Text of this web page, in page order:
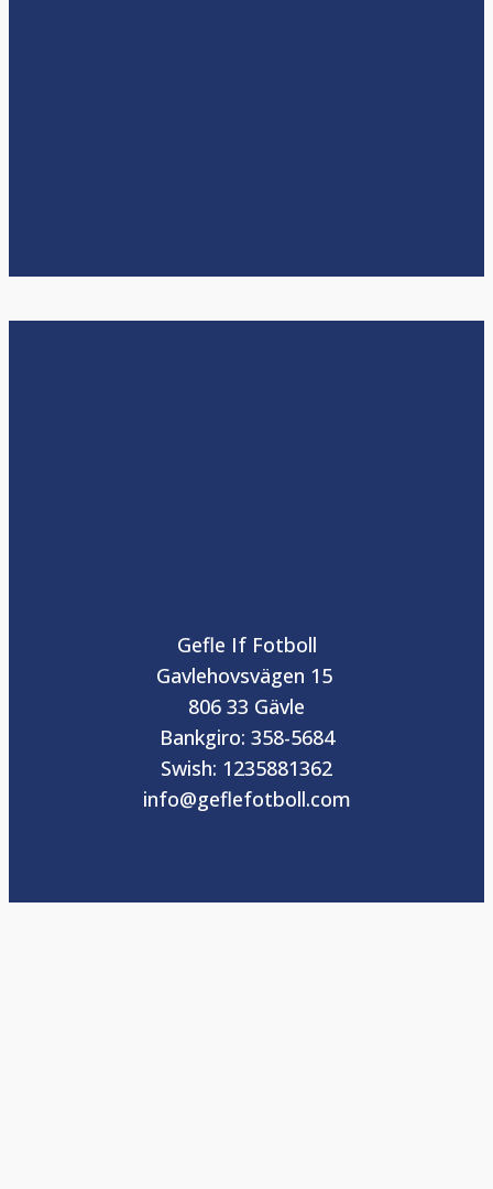
Gefle If Fotboll
Gavlehovsvägen 15
806 33 Gävle
Bankgiro: 358-5684
Swish: 1235881362
info@geflefotboll.com